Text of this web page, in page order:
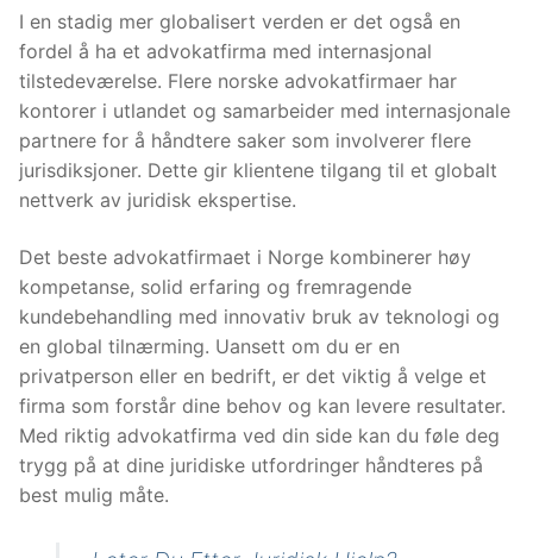
I en stadig mer globalisert verden er det også en
fordel å ha et advokatfirma med internasjonal
tilstedeværelse. Flere norske advokatfirmaer har
kontorer i utlandet og samarbeider med internasjonale
partnere for å håndtere saker som involverer flere
jurisdiksjoner. Dette gir klientene tilgang til et globalt
nettverk av juridisk ekspertise.
Det beste advokatfirmaet i Norge kombinerer høy
kompetanse, solid erfaring og fremragende
kundebehandling med innovativ bruk av teknologi og
en global tilnærming. Uansett om du er en
privatperson eller en bedrift, er det viktig å velge et
firma som forstår dine behov og kan levere resultater.
Med riktig advokatfirma ved din side kan du føle deg
trygg på at dine juridiske utfordringer håndteres på
best mulig måte.